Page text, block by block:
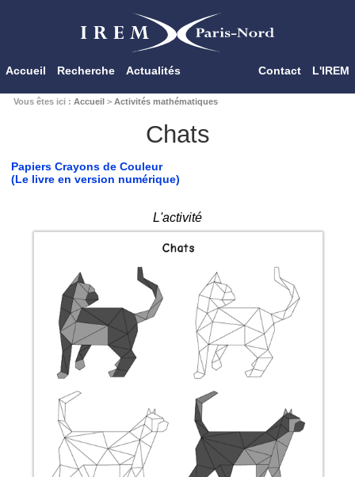
Accueil Recherche Actualités Contact L'IREM
Vous êtes ici : Accueil> Activités mathématiques
Chats
Papiers Crayons de Couleur
(Le livre en version numérique)
L'activité